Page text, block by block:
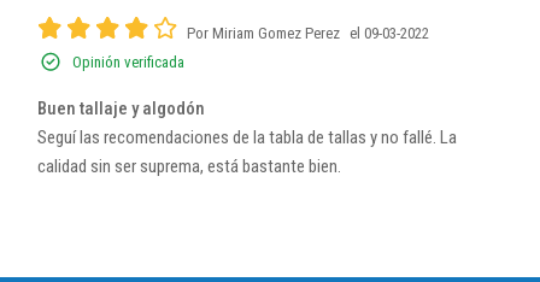
Por Miriam Gomez Perez el 09-03-2022
Opinión verificada
Buen tallaje y algodón
Seguí las recomendaciones de la tabla de tallas y no fallé. La
calidad sin ser suprema, está bastante bien.